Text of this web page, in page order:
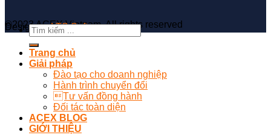
©2023 ACEX Vietnam. All rights reserved
Design byLTS Software
Trang chủ
Giải pháp
Đào tạo cho doanh nghiệp
Hành trình chuyển đổi
Tư vấn đồng hành
Đối tác toàn diện
ACEX BLOG
GIỚI THIỆU